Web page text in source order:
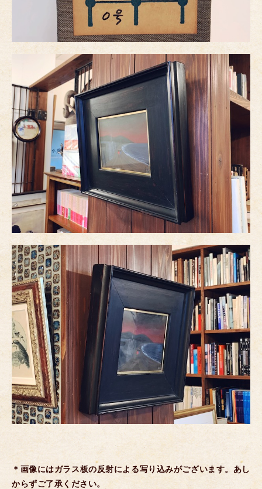
＊画像にはガラス板の反射による写り込みがございます。あし
からずご了承ください。